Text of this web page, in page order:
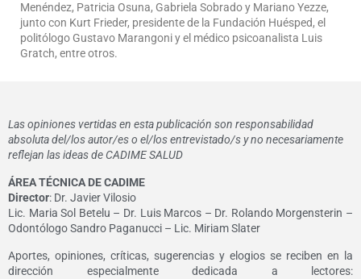
Menéndez, Patricia Osuna, Gabriela Sobrado y Mariano Yezze,
junto con Kurt Frieder, presidente de la Fundación Huésped, el
politólogo Gustavo Marangoni y el médico psicoanalista Luis
Gratch, entre otros.
Las opiniones vertidas en esta publicación son responsabilidad
absoluta del/los autor/es o el/los entrevistado/s y no necesariamente
reflejan las ideas de CADIME SALUD
ÁREA TÉCNICA DE CADIME
Director: Dr. Javier Vilosio
Lic. Maria Sol Betelu – Dr. Luis Marcos – Dr. Rolando Morgensterin –
Odontólogo Sandro Paganucci – Lic. Miriam Slater
Aportes, opiniones, críticas, sugerencias y elogios se reciben en la
dirección especialmente dedicada a lectores: